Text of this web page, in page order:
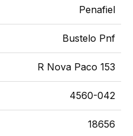
Penafiel
Bustelo Pnf
R Nova Paco 153
4560-042
18656